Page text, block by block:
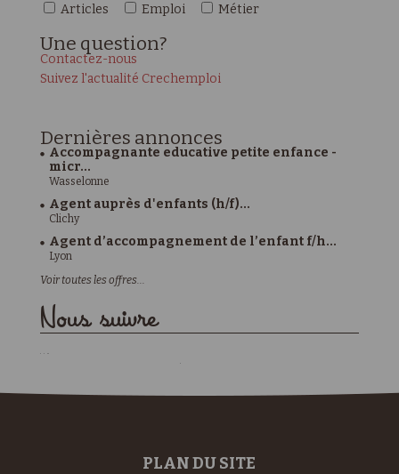
Articles Emploi Métier
Une question?
Contactez-nous
Suivez l'actualité Crechemploi
Dernières annonces
Accompagnante educative petite enfance -
micr...
Wasselonne
Agent auprès d'enfants (h/f)...
Clichy
Agent d’accompagnement de l’enfant f/h...
Lyon
Voir toutes les offres...
Nous suivre
PLAN DU SITE